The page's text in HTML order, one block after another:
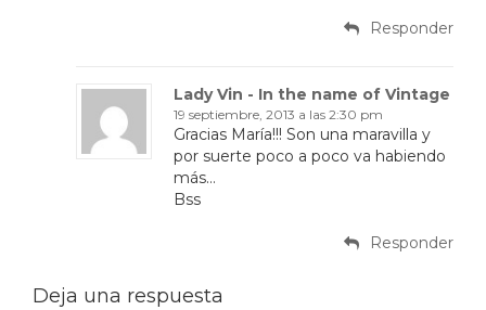
Responder
Lady Vin - In the name of Vintage
19 septiembre, 2013 a las 2:30 pm
Gracias María!!! Son una maravilla y
por suerte poco a poco va habiendo
más…
Bss
Responder
Deja una respuesta